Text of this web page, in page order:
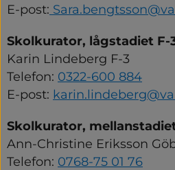
E-post:
Skolkurator, lågstadiet F-
Karin Lindeberg F-3
Telefon: 0322-600 884
E-post:
Skolkurator,
Ann-Christine Eriksson
Telefon: 0768-75 01 76